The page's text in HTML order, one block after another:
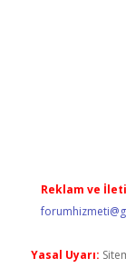
Reklam ve
Yasal Uyarı: